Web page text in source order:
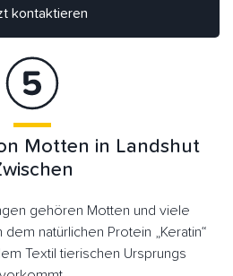
kontaktieren
Motten in Landshut
gehören Motten und viele
natürlichen Protein „Keratin“
Textil tierischen Ursprungs